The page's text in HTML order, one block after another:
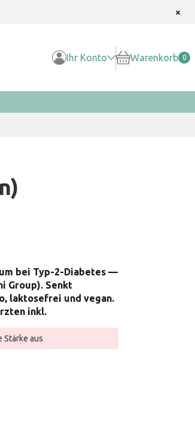
×
Ihr Konto Warenkorb 0
bei Typ-2-Diabetes —
Group). Senkt
laktosefrei und vegan.
inkl.
Stärke aus